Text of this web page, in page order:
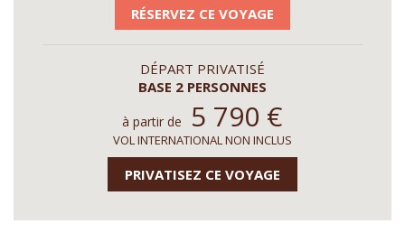
RÉSERVEZ CE VOYAGE
DÉPART PRIVATISÉ
BASE 2 PERSONNES
à partir de 5 790 €
VOL INTERNATIONAL NON INCLUS
PRIVATISEZ CE VOYAGE